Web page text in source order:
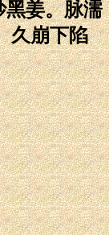
黑姜。脉濡
久崩下陷